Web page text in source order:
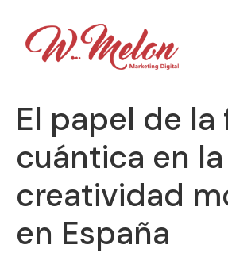
El papel de la
cuántica en la
creatividad
en España